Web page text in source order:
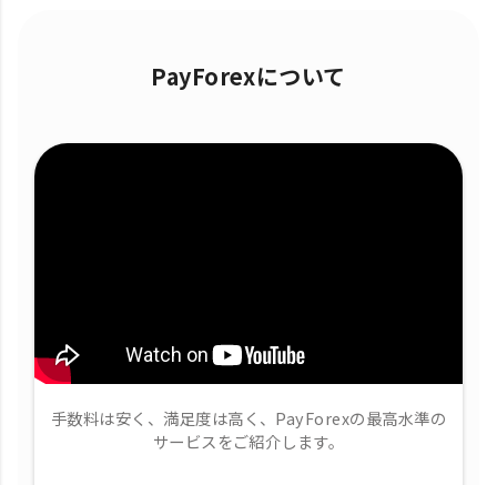
PayForexについて
手数料は安く、満足度は高く、PayForexの最高水準の
サービスをご紹介します。